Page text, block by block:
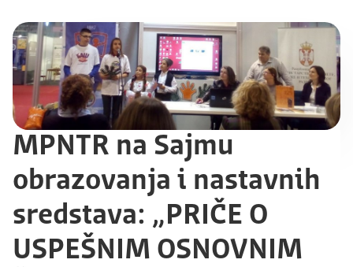
MPNTR na Sajmu
obrazovanja i nastavnih
sredstava: „PRIČE O
USPEŠNIM OSNOVNIM